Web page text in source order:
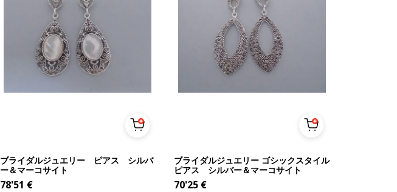
ブライダルジュエリー ピアス シルバ
ー＆マーコサイト
78'51 €
ブライダルジュエリー ゴシックスタイル
ピアス シルバー＆マーコサイト
70'25 €